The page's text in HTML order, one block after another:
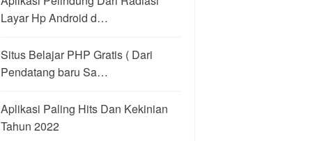
Layar Hp Android d…
Situs Belajar PHP Gratis ( Dari
Pendatang baru Sa…
Aplikasi Paling Hits Dan Kekinian
Tahun 2022